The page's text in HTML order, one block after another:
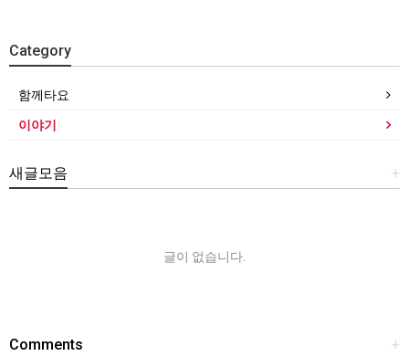
Category
함께타요
이야기
+
새글모음
글이 없습니다.
+
Comments